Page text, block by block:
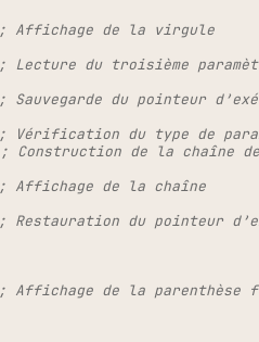
; Affichage de la virgule
; Lecture du troisième
; Sauvegarde du pointeur
; Vérification du type de
; Construction de la chaîne
; Affichage de la chaîne
; Restauration du pointeur
; Affichage de la parenthèse